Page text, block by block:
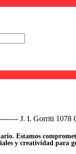
J. I. Gorriti 1078
Estamos
y creatividad para